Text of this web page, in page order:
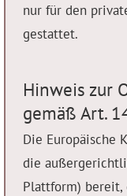
nur für den
gestattet.
Hinweis zur
gemäß Art.
Die Europäische
die
Plattform) bereit,